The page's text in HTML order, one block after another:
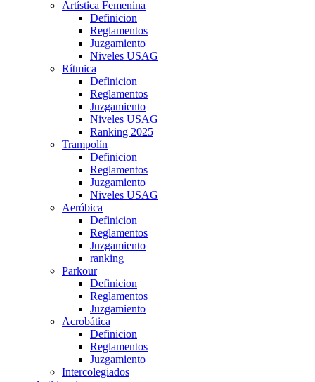
Artística Femenina
Definicion
Reglamentos
Juzgamiento
Niveles USAG
Rítmica
Definicion
Reglamentos
Juzgamiento
Niveles USAG
Ranking 2025
Trampolín
Definicion
Reglamentos
Juzgamiento
Niveles USAG
Aeróbica
Definicion
Reglamentos
Juzgamiento
ranking
Parkour
Definicion
Reglamentos
Juzgamiento
Acrobática
Definicion
Reglamentos
Juzgamiento
Intercolegiados